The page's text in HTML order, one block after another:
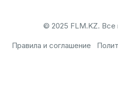
© 2025 FLM.KZ.
Правила и соглашение